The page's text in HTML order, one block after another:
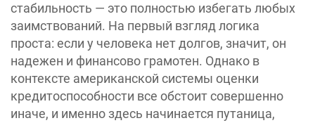
стабильность — это полностью избегать любых
заимствований. На первый взгляд логика
проста: если у человека нет долгов, значит, он
надежен и финансово грамотен. Однако в
контексте американской системы оценки
кредитоспособности все обстоит совершенно
иначе, и именно здесь начинается путаница,